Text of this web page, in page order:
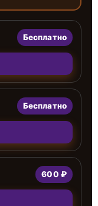
Бесплатно
Бесплатно
600 ₽